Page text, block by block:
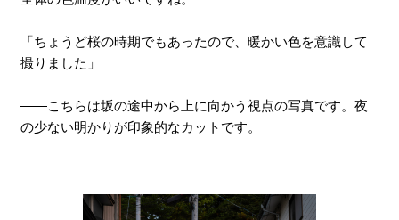
「ちょうど桜の時期でもあったので、暖かい色を意識して
撮りました」
――こちらは坂の途中から上に向かう視点の写真です。夜
の少ない明かりが印象的なカットです。